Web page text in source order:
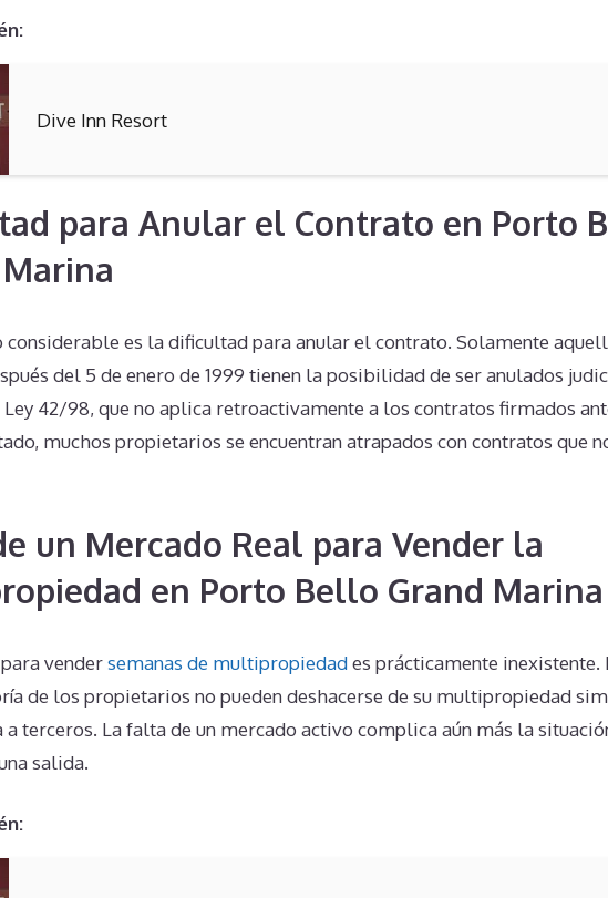
Dive Inn Resort
para Anular el Contrato en Porto
considerable es la dificultad para anular el contrato. Solamente
del 5 de enero de 1999 tienen la posibilidad de ser anulados
Ley 42/98, que no aplica retroactivamente a los contratos firmados
muchos propietarios se encuentran atrapados con contratos que
un Mercado Real para Vender la
en Porto Bello Grand Marina
vendersemanas de multipropiedades prácticamente inexistente.
de los propietarios no pueden deshacerse de su multipropiedad
a terceros. La falta de un mercado activo complica aún más la
salida.